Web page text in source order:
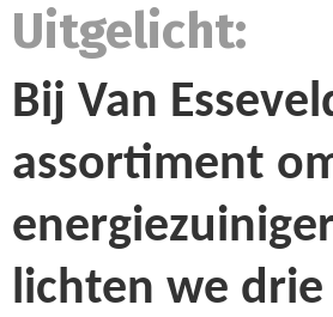
Uitgelicht:
Bij Van
assortiment
lichten we